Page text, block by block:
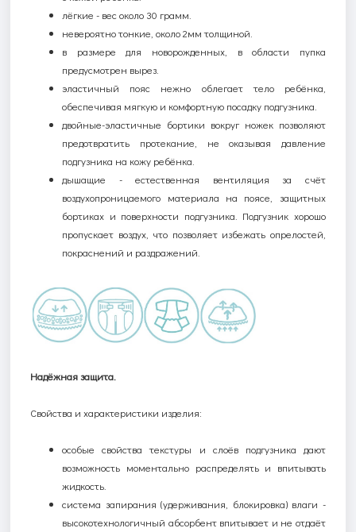
лёгкие - вес около 30 грамм.
невероятно тонкие около 2мм толщиной.
в размере для новорожденных, в области пупка
предусмотрен вырез.
эластичный пояс нежно облегает тело ребёнка,
обеспечивая мягкую и комфортную посадку подгузника.
двойные-эластичные бортики вокруг ножек позволяют
предотвратить протекание, не оказывая давление
подгузника на кожу ребёнка.
дышащие - естественная вентиляция за счёт
воздухопроницаемого материала на поясе, защитных
бортиках и поверхности подгузника.
Подгузник хорошо
пропускает воздух, что позволяет избежать опрелостей,
покраснений и раздражений
Надёжная защита.
Свойства и характеристики изделия:
особые свойства текстуры и слоёв подгузника дают
возможность моментально распределять и впитывать
жидкость.
система запирания (удерживания, блокировка) влаги -
высокотехнологичный абсорбент впитывает и не отдаёт